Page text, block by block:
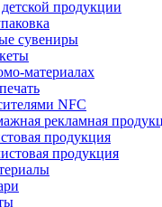
продукции
сувениры
материалах
NFC
рекламная
продукция
продукция